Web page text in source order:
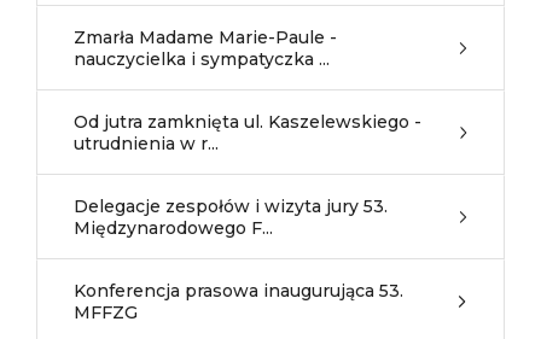
Zmarła Madame Marie-Paule -
nauczycielka i sympatyczka ...
Od jutra zamknięta ul. Kaszelewskiego -
utrudnienia w r...
Delegacje zespołów i wizyta jury 53.
Międzynarodowego F...
Konferencja prasowa inaugurująca 53.
MFFZG